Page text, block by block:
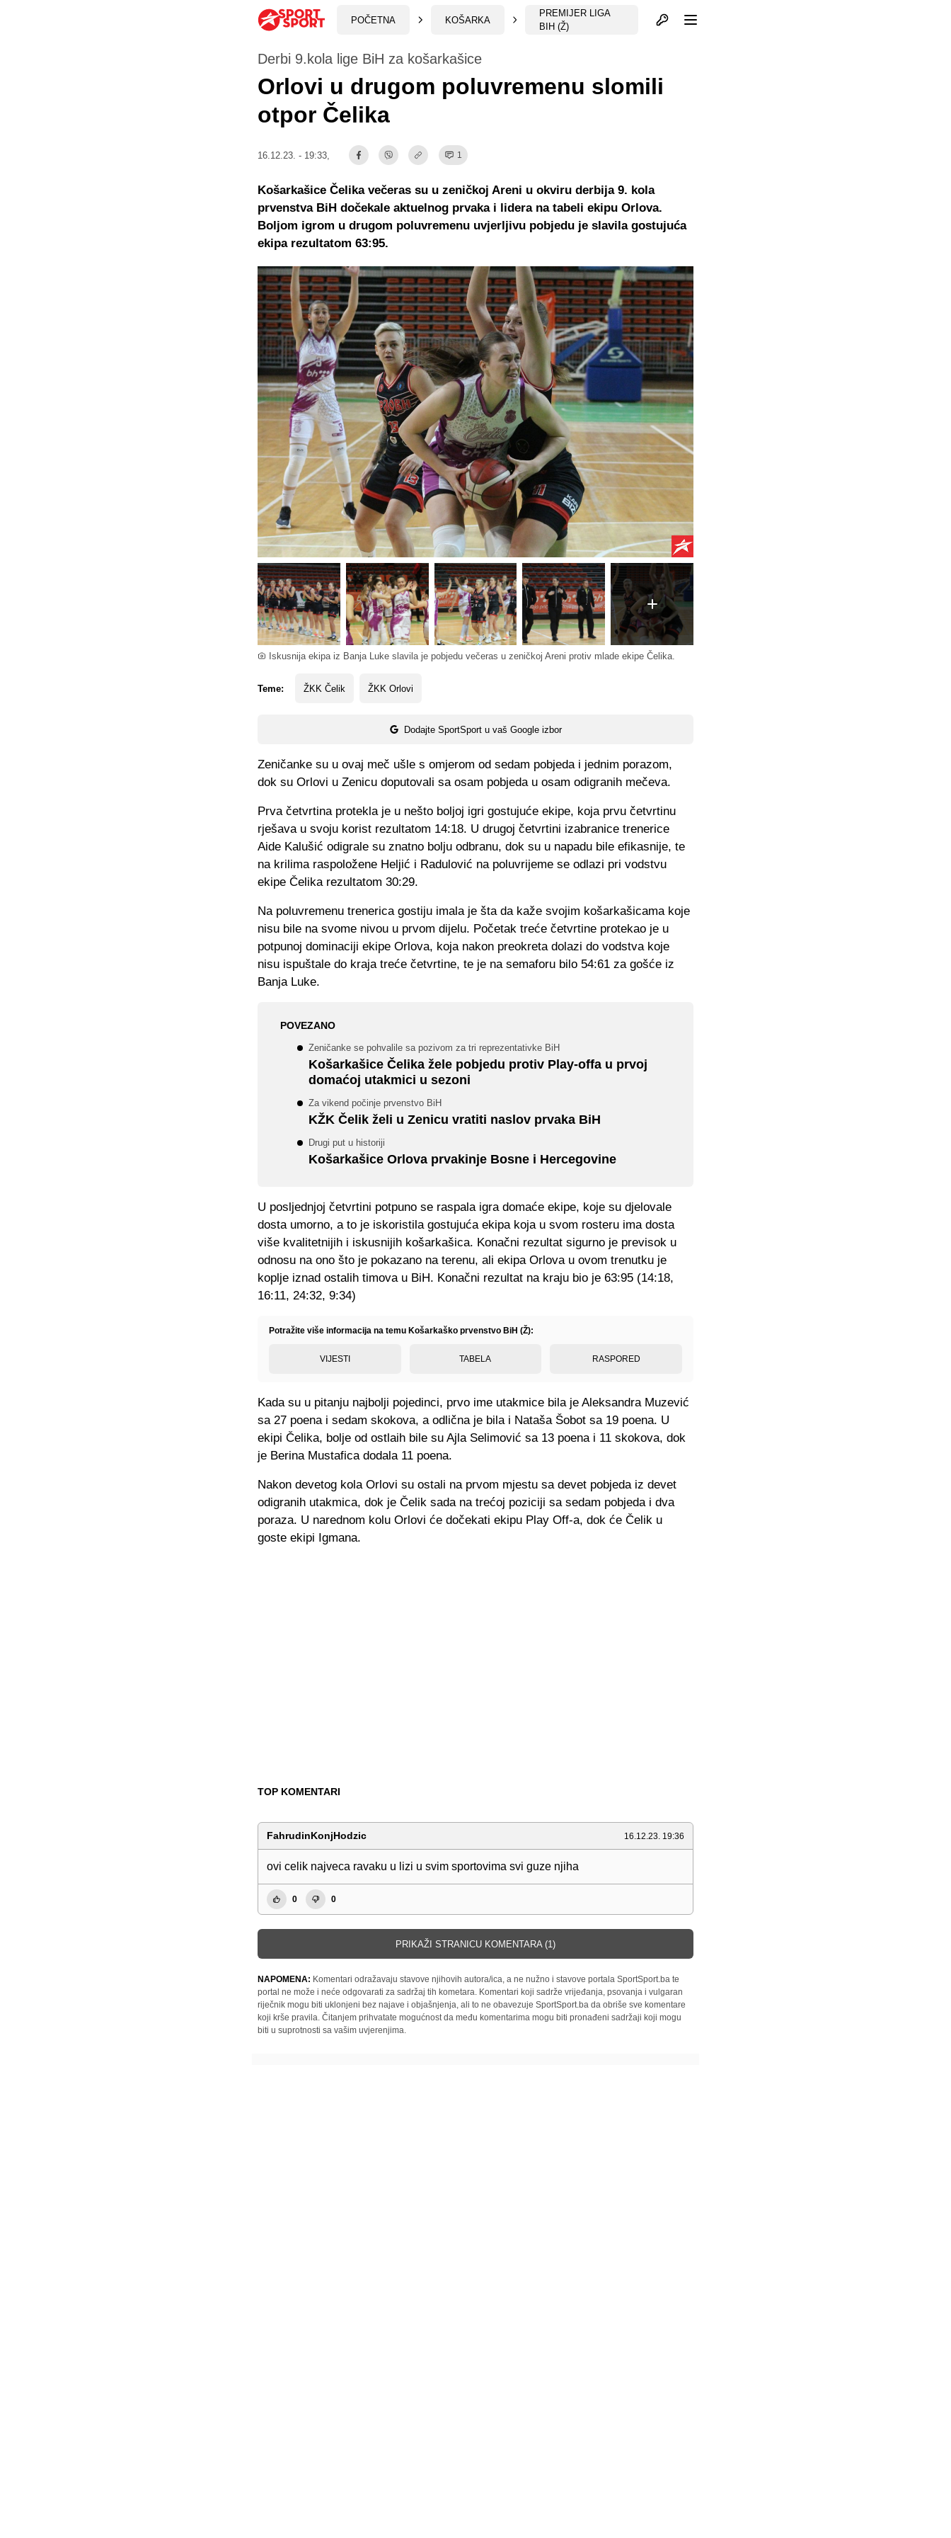
POČETNA KOŠARKA
PREMIJER LIGA
BIH (Ž)
Otvori profil
Iskusnija ekipa iz Banja Luke slavila je pobjedu večeras u zeničkoj Areni protiv mlade ekipe Čelika.
Derbi 9.kola lige BiH za košarkašice
Orlovi u drugom poluvremenu slomili
otpor Čelika
16.12.23. - 19:33, 1
Teme: ŽKK Čelik ŽKK Orlovi
Dodajte SportSport u vaš Google izbor
Košarkašice Čelika večeras su u zeničkoj Areni u okviru derbija 9. kola
prvenstva BiH dočekale aktuelnog prvaka i lidera na tabeli ekipu Orlova.
Boljom igrom u drugom poluvremenu uvjerljivu pobjedu je slavila gostujuća
ekipa rezultatom 63:95.
Zeničanke su u ovaj meč ušle s omjerom od sedam pobjeda i jednim porazom,
dok su Orlovi u Zenicu doputovali sa osam pobjeda u osam odigranih mečeva.
Prva četvrtina protekla je u nešto boljoj igri gostujuće ekipe, koja prvu četvrtinu
rješava u svoju korist rezultatom 14:18. U drugoj četvrtini izabranice trenerice
Aide Kalušić odigrale su znatno bolju odbranu, dok su u napadu bile efikasnije, te
na krilima raspoložene Heljić i Radulović na poluvrijeme se odlazi pri vodstvu
ekipe Čelika rezultatom 30:29.
Na poluvremenu trenerica gostiju imala je šta da kaže svojim košarkašicama koje
nisu bile na svome nivou u prvom dijelu. Početak treće četvrtine protekao je u
potpunoj dominaciji ekipe Orlova, koja nakon preokreta dolazi do vodstva koje
nisu ispuštale do kraja treće četvrtine, te je na semaforu bilo 54:61 za gošće iz
Banja Luke.
POVEZANO
Zeničanke se pohvalile sa pozivom za tri reprezentativke BiH
Košarkašice Čelika žele pobjedu protiv Play-offa u prvoj
domaćoj utakmici u sezoni
Za vikend počinje prvenstvo BiH
KŽK Čelik želi u Zenicu vratiti naslov prvaka BiH
Drugi put u historiji
Košarkašice Orlova prvakinje Bosne i Hercegovine
U posljednjoj četvrtini potpuno se raspala igra domaće ekipe, koje su djelovale
dosta umorno, a to je iskoristila gostujuća ekipa koja u svom rosteru ima dosta
više kvalitetnijih i iskusnijih košarkašica. Konačni rezultat sigurno je previsok u
odnosu na ono što je pokazano na terenu, ali ekipa Orlova u ovom trenutku je
koplje iznad ostalih timova u BiH. Konačni rezultat na kraju bio je 63:95 (14:18,
16:11, 24:32, 9:34)
Potražite više informacija na temu Košarkaško prvenstvo BiH (Ž):
VIJESTI TABELA RASPORED
Kada su u pitanju najbolji pojedinci, prvo ime utakmice bila je Aleksandra Muzević
sa 27 poena i sedam skokova, a odlična je bila i Nataša Šobot sa 19 poena. U
ekipi Čelika, bolje od ostlaih bile su Ajla Selimović sa 13 poena i 11 skokova, dok
je Berina Mustafica dodala 11 poena.
Nakon devetog kola Orlovi su ostali na prvom mjestu sa devet pobjeda iz devet
odigranih utakmica, dok je Čelik sada na trećoj poziciji sa sedam pobjeda i dva
poraza. U narednom kolu Orlovi će dočekati ekipu Play Off-a, dok će Čelik u
goste ekipi Igmana.
TOP KOMENTARI
FahrudinKonjHodzic 16.12.23. 19:36
ovi celik najveca ravaku u lizi u svim sportovima svi guze njiha
0 0
PRIKAŽI STRANICU KOMENTARA (1)
NAPOMENA: Komentari odražavaju stavove njihovih autora/ica, a ne nužno i stavove portala SportSport.ba te
portal ne može i neće odgovarati za sadržaj tih kometara. Komentari koji sadrže vrijeđanja, psovanja i vulgaran
riječnik mogu biti uklonjeni bez najave i objašnjenja, ali to ne obavezuje SportSport.ba da obriše sve komentare
koji krše pravila. Čitanjem prihvatate mogućnost da među komentarima mogu biti pronađeni sadržaji koji mogu
biti u suprotnosti sa vašim uvjerenjima.